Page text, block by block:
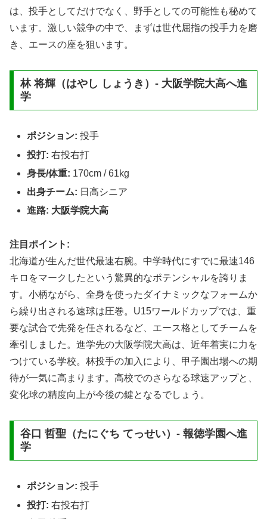
は、投手としてだけでなく、野手としての可能性も秘めて
います。激しい競争の中で、まずは世代屈指の投手力を磨
き、エースの座を狙います。
林 将輝（はやし しょうき）- 大阪学院大高へ進
学
ポジション: 投手
投打: 右投右打
身長/体重: 170cm / 61kg
出身チーム: 日高シニア
進路: 大阪学院大高
注目ポイント:
北海道が生んだ世代最速右腕。中学時代にすでに最速146
キロをマークしたという驚異的なポテンシャルを誇りま
す。小柄ながら、全身を使ったダイナミックなフォームか
ら繰り出される速球は圧巻。U15ワールドカップでは、重
要な試合で先発を任されるなど、エース格としてチームを
牽引しました。進学先の大阪学院大高は、近年着実に力を
つけている学校。林投手の加入により、甲子園出場への期
待が一気に高まります。高校でのさらなる球速アップと、
変化球の精度向上が今後の鍵となるでしょう。
谷口 哲聖（たにぐち てっせい）- 報徳学園へ進
学
ポジション: 投手
投打: 右投右打